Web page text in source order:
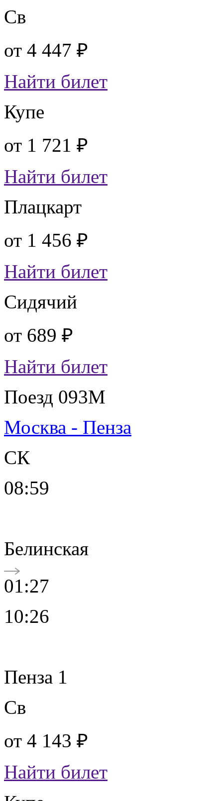
Св
от 4 447 ₽
Найти билет
Купе
от 1 721 ₽
Найти билет
Плацкарт
от 1 456 ₽
Найти билет
Сидячий
от 689 ₽
Найти билет
Поезд 093М
Москва - Пенза
СК
08:59
Белинская
01:27
10:26
Пенза 1
Св
от 4 143 ₽
Найти билет